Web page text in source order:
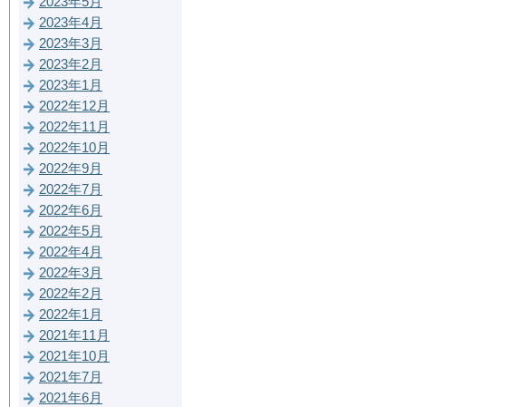
2023年4月
2023年3月
2023年2月
2023年1月
2022年12月
2022年11月
2022年10月
2022年9月
2022年7月
2022年6月
2022年5月
2022年4月
2022年3月
2022年2月
2022年1月
2021年11月
2021年10月
2021年7月
2021年6月